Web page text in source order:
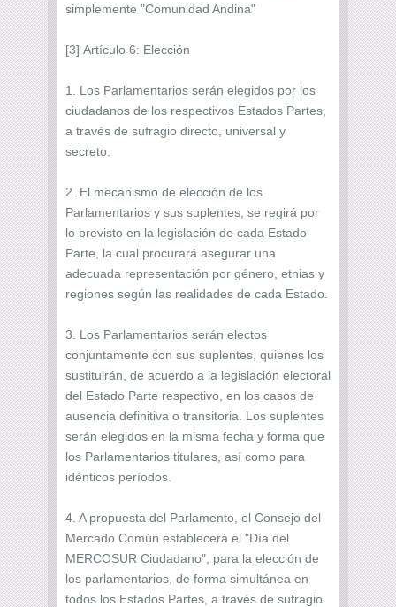
simplemente "Comunidad Andina"
[3] Artículo 6: Elección
1. Los Parlamentarios serán elegidos por los
ciudadanos de los respectivos Estados Partes,
a través de sufragio directo, universal y
secreto.
2. El mecanismo de elección de los
Parlamentarios y sus suplentes, se regirá por
lo previsto en la legislación de cada Estado
Parte, la cual procurará asegurar una
adecuada representación por género, etnias y
regiones según las realidades de cada Estado.
3. Los Parlamentarios serán electos
conjuntamente con sus suplentes, quienes los
sustituirán, de acuerdo a la legislación electoral
del Estado Parte respectivo, en los casos de
ausencia definitiva o transitoria. Los suplentes
serán elegidos en la misma fecha y forma que
los Parlamentarios titulares, así como para
idénticos períodos.
4. A propuesta del Parlamento, el Consejo del
Mercado Común establecerá el "Día del
MERCOSUR Ciudadano", para la elección de
los parlamentarios, de forma simultánea en
todos los Estados Partes, a través de sufragio